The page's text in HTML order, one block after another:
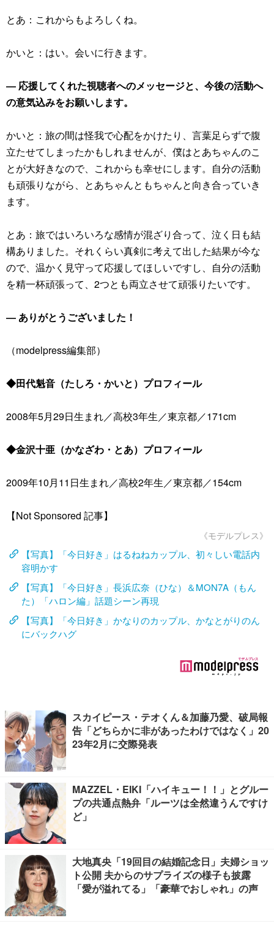
とあ：これからもよろしくね。
かいと：はい。会いに行きます。
― 応援してくれた視聴者へのメッセージと、今後の活動へ
の意気込みをお願いします。
かいと：旅の間は怪我で心配をかけたり、言葉足らずで腹
立たせてしまったかもしれませんが、僕はとあちゃんのこ
とが大好きなので、これからも幸せにします。自分の活動
も頑張りながら、とあちゃんともちゃんと向き合っていき
ます。
とあ：旅ではいろいろな感情が混ざり合って、泣く日も結
構ありました。それくらい真剣に考えて出した結果が今な
ので、温かく見守って応援してほしいですし、自分の活動
を精一杯頑張って、2つとも両立させて頑張りたいです。
― ありがとうございました！
（modelpress編集部）
◆田代魁音（たしろ・かいと）プロフィール
2008年5月29日生まれ／高校3年生／東京都／171cm
◆金沢十亜（かなざわ・とあ）プロフィール
2009年10月11日生まれ／高校2年生／東京都／154cm
【Not Sponsored 記事】
《モデルプレス》
【写真】「今日好き」はるねねカップル、初々しい電話内
容明かす
【写真】「今日好き」長浜広奈（ひな）＆MON7A（もん
た）「ハロン編」話題シーン再現
【写真】「今日好き」かなりのカップル、かなとがりのん
にバックハグ
スカイピース・テオくん＆加藤乃愛、破局報
告「どちらかに非があったわけではなく」20
23年2月に交際発表
MAZZEL・EIKI「ハイキュー！！」とグルー
プの共通点熱弁「ルーツは全然違うんですけ
ど」
大地真央「19回目の結婚記念日」夫婦ショッ
ト公開 夫からのサプライズの様子も披露
「愛が溢れてる」「豪華でおしゃれ」の声